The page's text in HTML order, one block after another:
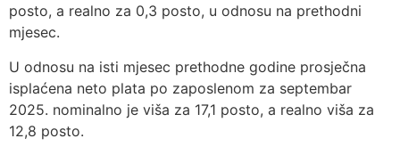
posto, a realno za 0,3 posto, u odnosu na prethodni
mjesec.
U odnosu na isti mjesec prethodne godine prosječna
isplaćena neto plata po zaposlenom za septembar
2025. nominalno je viša za 17,1 posto, a realno viša za
12,8 posto.